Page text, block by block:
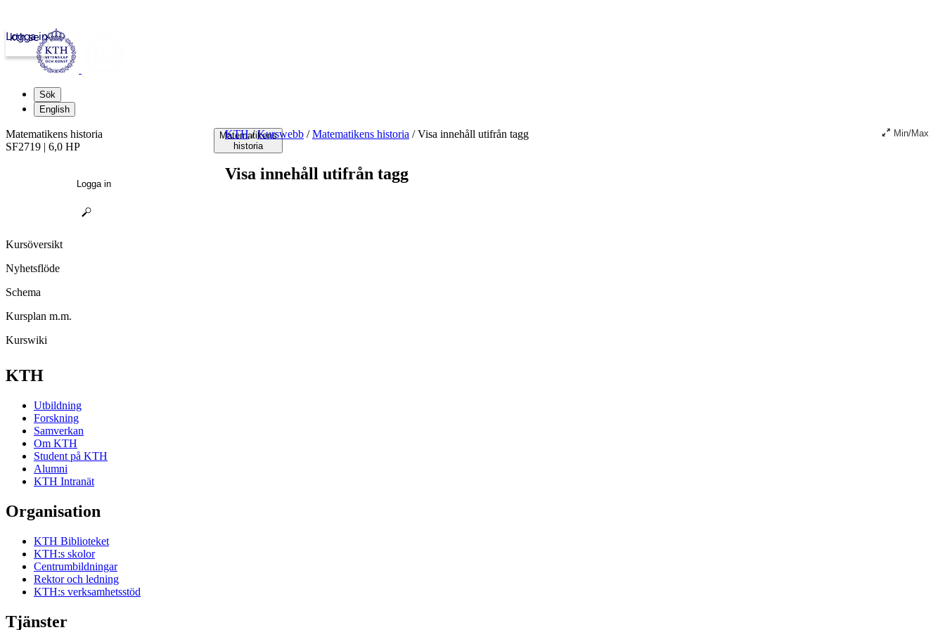
kth.se
Logga in
Sök
English
Matematikens
historia
KTH / Kurswebb / Matematikens historia /Visa innehåll utifrån tagg Min/Max
Visa innehåll utifrån tagg
Matematikens historia
SF2719 | 6,0 HP
Logga in
Kursöversikt
Nyhetsflöde
Schema
Kursplan m.m.
Kurswiki
KTH
Utbildning
Forskning
Samverkan
Om KTH
Student på KTH
Alumni
KTH Intranät
Organisation
KTH Biblioteket
KTH:s skolor
Centrumbildningar
Rektor och ledning
KTH:s verksamhetsstöd
Tjänster